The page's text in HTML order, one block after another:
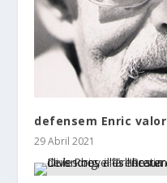
defensem Enric valor
29 Abril 2021